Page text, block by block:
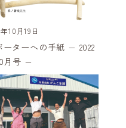
10月19日
ーターへの手紙 − 2022
月号 −